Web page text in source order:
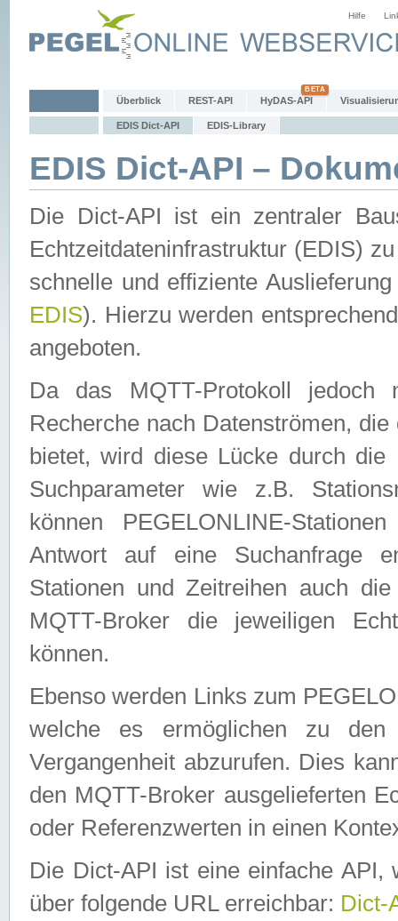
Hilfe
Überblick REST-API HyDAS-API
EDIS Dict-API EDIS-Library
EDIS Dict-API –
Die Dict-API ist ein zentraler
Echtzeitdateninfrastruktur (EDIS)
schnelle und effiziente
EDIS). Hierzu werden
angeboten.
Da das MQTT-Protokoll jedoch
Recherche nach Datenströmen,
bietet, wird diese Lücke durch die
Suchparameter wie z.B.
können PEGELONLINE-
Antwort auf eine Suchanfrage
Stationen und Zeitreihen auch
MQTT-Broker die jeweiligen
können.
Ebenso werden Links zum
welche es ermöglichen zu den
Vergangenheit abzurufen. Dies
den MQTT-Broker ausgelieferten
oder Referenzwerten in einen
Die Dict-API ist eine einfache API,
über folgende URL erreichbar: Dict-